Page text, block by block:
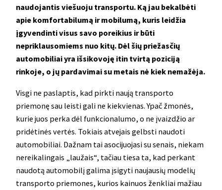
naudojantis viešuoju transportu. Ką jau bekalbėti
apie komfortabilumą ir mobilumą, kuris leidžia
įgyvendinti visus savo poreikius ir būti
nepriklausomiems nuo kitų. Dėl šių priežasčių
automobiliai yra išsikovoję itin tvirtą poziciją
rinkoje, o jų pardavimai su metais nė kiek nemažėja.
Visgi ne paslaptis, kad pirkti naują transporto
priemonę sau leisti gali ne kiekvienas. Ypač žmonės,
kurie juos perka dėl funkcionalumo, o ne įvaizdžio ar
pridėtinės vertės. Tokiais atvejais gelbsti naudoti
automobiliai. Dažnam tai asocijuojasi su senais, niekam
nereikalingais „laužais“, tačiau tiesa ta, kad perkant
naudotą automobilį galima įsigyti naujausių modelių
transporto priemones, kurios kainuos ženkliai mažiau